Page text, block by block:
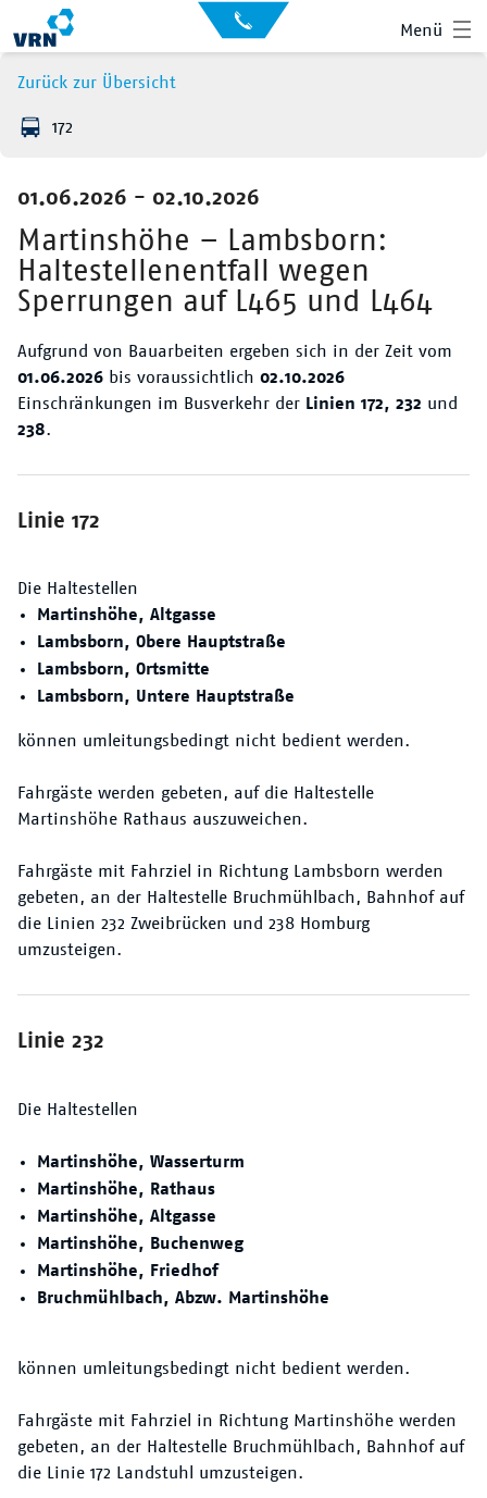
Menü
Auskunft
für
Kontakt
Leichte Sprache
Suche
Hauptnavigation
Fahrplan
Tickets
Mobilität
Zurück zur Übersicht
172
01.06.2026 - 02.10.2026
Martinshöhe – Lambsborn:
Haltestellenentfall wegen
Sperrungen auf L465 und L464
Aufgrund von Bauarbeiten ergeben sich in der Zeit vom
01.06.2026 bis voraussichtlich 02.10.2026
Einschränkungen im Busverkehr der Linien 172, 232 und
238.
Linie 172
Die Haltestellen
Martinshöhe, Altgasse
Lambsborn, Obere Hauptstraße
Lambsborn, Ortsmitte
Lambsborn, Untere Hauptstraße
können umleitungsbedingt nicht bedient werden.
Fahrgäste werden gebeten, auf die Haltestelle
Martinshöhe Rathaus auszuweichen.
Fahrgäste mit Fahrziel in Richtung Lambsborn werden
gebeten, an der Haltestelle Bruchmühlbach, Bahnhof auf
die Linien 232 Zweibrücken und 238 Homburg
umzusteigen.
Linie 232
Die Haltestellen
Martinshöhe, Wasserturm
Martinshöhe, Rathaus
Martinshöhe, Altgasse
Martinshöhe, Buchenweg
Martinshöhe, Friedhof
Bruchmühlbach, Abzw. Martinshöhe
können umleitungsbedingt nicht bedient werden.
Fahrgäste mit Fahrziel in Richtung Martinshöhe werden
gebeten, an der Haltestelle Bruchmühlbach, Bahnhof auf
die Linie 172 Landstuhl umzusteigen.